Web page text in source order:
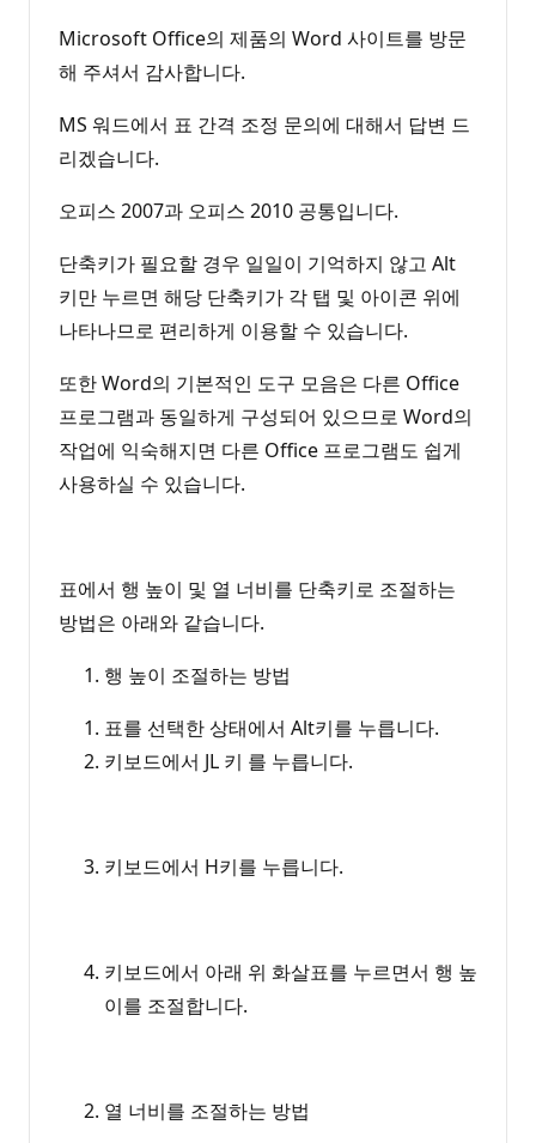
Microsoft Office의 제품의 Word 사이트를 방문
해 주셔서 감사합니다.
MS 워드에서 표 간격 조정 문의에 대해서 답변 드
리겠습니다.
오피스 2007과 오피스 2010 공통입니다.
단축키가 필요할 경우 일일이 기억하지 않고 Alt
키만 누르면 해당 단축키가 각 탭 및 아이콘 위에
나타나므로 편리하게 이용할 수 있습니다.
또한 Word의 기본적인 도구 모음은 다른 Office
프로그램과 동일하게 구성되어 있으므로 Word의
작업에 익숙해지면 다른 Office 프로그램도 쉽게
사용하실 수 있습니다.
표에서 행 높이 및 열 너비를 단축키로 조절하는
방법은 아래와 같습니다.
행 높이 조절하는 방법
표를 선택한 상태에서 Alt키를 누릅니다.
키보드에서 JL 키 를 누릅니다.
키보드에서 H키를 누릅니다.
키보드에서 아래 위 화살표를 누르면서 행 높
이를 조절합니다.
열 너비를 조절하는 방법